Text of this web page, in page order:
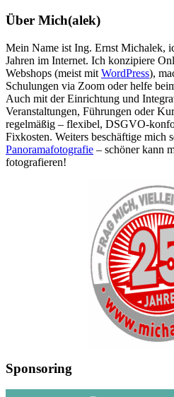
Über Mich(alek)
Mein Name ist Ing. Ernst Michalek,
Jahren im Internet. Ich konzipiere
Webshops (meist mit WordPress),
Schulungen via Zoom oder helfe
Auch mit der Einrichtung und
Veranstaltungen, Führungen oder
regelmäßig – flexibel, DSGVO-
Fixkosten. Weiters beschäftige mich
Panoramafotografie – schöner kann
fotografieren!
Sponsoring